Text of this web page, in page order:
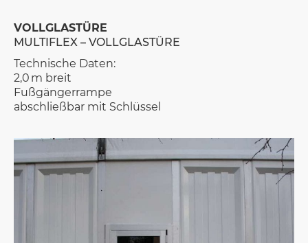
VOLLGLASTÜRE
MULTIFLEX – VOLLGLASTÜRE
Technische Daten:
2,0 m breit
Fußgängerrampe
abschließbar mit Schlüssel